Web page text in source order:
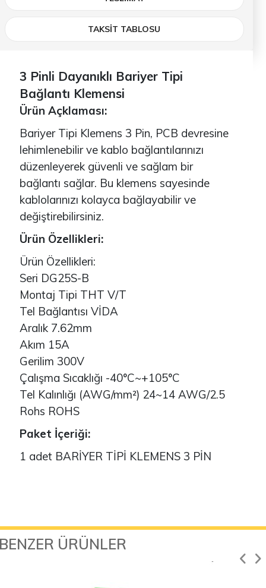
TAKSİT TABLOSU
3 Pinli Dayanıklı Bariyer Tipi
Bağlantı Klemensi
Ürün Açklaması:
Bariyer Tipi Klemens 3 Pin, PCB devresine
lehimlenebilir ve kablo bağlantılarınızı
düzenleyerek güvenli ve sağlam bir
bağlantı sağlar. Bu klemens sayesinde
kablolarınızı kolayca bağlayabilir ve
değiştirebilirsiniz.
Ürün Özellikleri:
Ürün Özellikleri:
Seri DG25S-B
Montaj Tipi THT V/T
Tel Bağlantısı VİDA
Aralık 7.62mm
Akım 15A
Gerilim 300V
Çalışma Sıcaklığı -40°C~+105°C
Tel Kalınlığı (AWG/mm²) 24~14 AWG/2.5
Rohs ROHS
Paket İçeriği:
1 adet BARİYER TİPİ KLEMENS 3 PİN
ÜRÜNLER